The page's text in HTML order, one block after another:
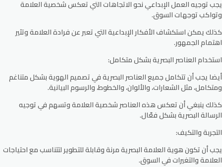
يجب توجيه العمل الإبداعي نحو الاتجاهات التي تعكس شخصية العلامة
وتواكب توجهات السوق.
كذلك يمكن استكشاف الأفكار الإبداعية التي تعبر عن فرادة العلامة وتثير
اهتمام الجمهور.
استخدام العناصر البصرية بشكل متكامل:
أيضا يجب أن تتكامل جميع العناصر البصرية في تصميم الهوية بشكل متناغم
ومتكامل، مثل الشعارات، والألوان، والخطوط، والرسوم البيانية.
كذلك ينبغي أن تعكس هذه العناصر شخصية العلامة وتسهم في توجيه
الرسالة البصرية بشكل فعّال.
التجربة والتكيف:
يجب أن تكون هوية العلامة البصرية مرنة وقابلة للتطوير لتتناسب مع احتياجات
العلامة والتغيرات في السوق.